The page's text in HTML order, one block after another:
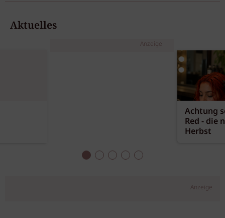
Aktuelles
Anzeige
Achtung
Red - die
Herbst
Anzeige